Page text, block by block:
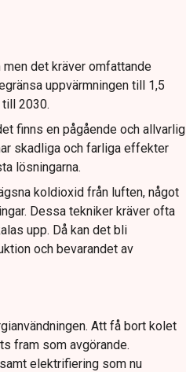
men det kräver omfattande
uppvärmningen till 1,5
2030.
finns en pågående och allvarlig
skadliga och farliga effekter
lösningarna.
koldioxid från luften, något
Dessa tekniker kräver ofta
upp. Då kan det bli
och bevarandet av
Att få bort kolet
fram som avgörande.
elektrifiering som nu